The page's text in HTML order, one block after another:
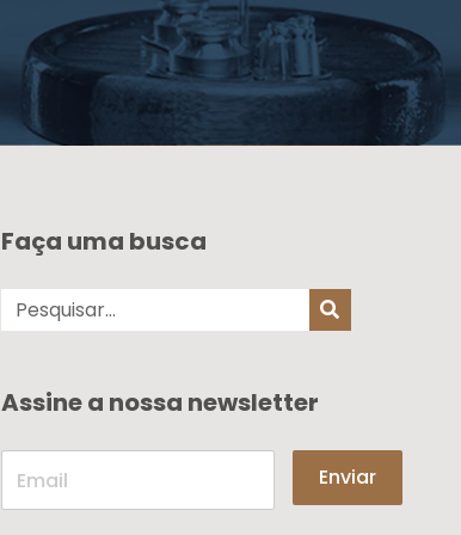
Faça uma busca
Assine a nossa newsletter